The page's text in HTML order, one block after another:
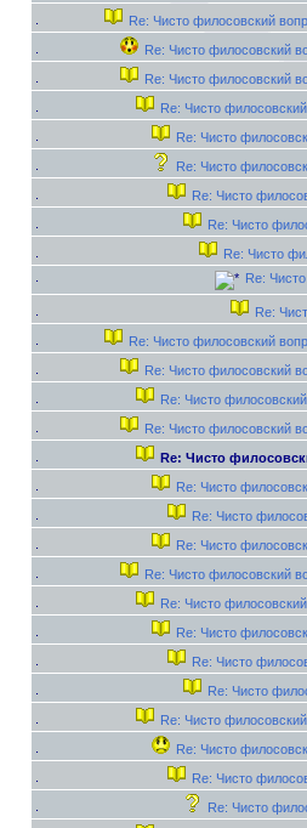
Re: Чисто филосовский
Re: Чисто филосовский
Re: Чисто филосовский
Re: Чисто
Re: Чисто
Re: Чисто
Re: Чисто
Re: Чисто
Re: Чисто
Re:
Re:
Re: Чисто филосовский
Re: Чисто филосовский
Re: Чисто
Re: Чисто филосовский
Re: Чисто
Re: Чисто
Re: Чисто
Re: Чисто
Re: Чисто филосовский
Re: Чисто
Re: Чисто
Re: Чисто
Re: Чисто
Re: Чисто
Re: Чисто
Re: Чисто
Re: Чисто